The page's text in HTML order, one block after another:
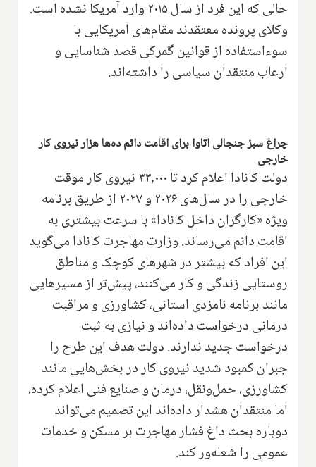
حالی که این فرد از سال ۲۰۱۵ وارد آمریکا نشده است.
وکلای پرونده معتقدند مقام‌های آمریکایی با
سوءاستفاده از قوانین گمرکی قصد شناسایی و
ارعاب منتقدان سیاسی را داشته‌اند.
چراغ سبز جنجالی اتاوا برای اقامت دائم ده‌ها هزار نیروی کار
خارجی
دولت کانادا اعلام کرد تا ۳۳,۰۰۰ نیروی کار موقت
خارجی را در سال‌های ۲۰۲۶ و ۲۰۲۷ از طریق برنامه
ویژه «کارگران داخل کانادا» با سرعت بیشتری به
اقامت دائم می‌رساند. وزارت مهاجرت کانادا می‌گوید
این افراد که بیشتر در شهرهای کوچک و مناطق
روستایی زندگی و کار می‌کنند، پیش‌تر از مسیرهایی
مانند برنامه نامزدی استانی، کشاورزی و مراقبت
درمانی درخواست داده‌اند و نیازی به ثبت
درخواست جدید ندارند. دولت هدف این طرح را
جبران کمبود شدید نیروی کار در بخش‌هایی مانند
کشاورزی، حمل‌ونقل، درمان و صنایع فنی اعلام کرده،
اما منتقدان هشدار داده‌اند این تصمیم می‌تواند
دوباره بحث داغ فشار مهاجرت بر مسکن و خدمات
عمومی را شعله‌ور کند.